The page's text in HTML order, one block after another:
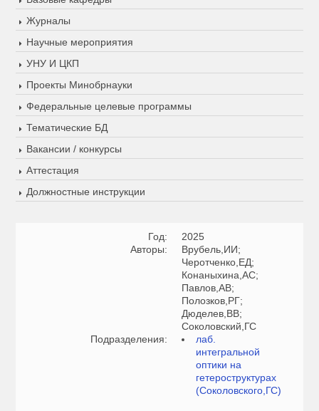
Журналы
Научные мероприятия
УНУ И ЦКП
Проекты Минобрнауки
Федеральные целевые программы
Тематические БД
Вакансии / конкурсы
Аттестация
Должностные инструкции
Год:
2025
Авторы:
Врубель,ИИ;
Черотченко,ЕД;
Конаныхина,АС;
Павлов,АВ;
Полозков,РГ;
Дюделев,ВВ;
Соколовский,ГС
Подразделения:
лаб.
интегральной
оптики на
гетероструктурах
(Соколовского,ГС)